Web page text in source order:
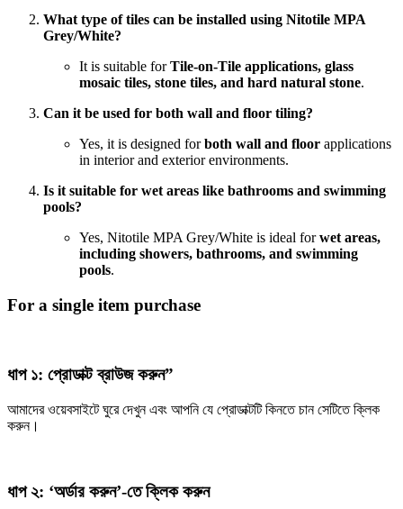
What type of tiles can be installed using Nitotile MPA
Grey/White?
It is suitable forTile-on-Tile applications, glass
mosaic tiles, stone tiles, and hard natural stone.
Can it be used for both wall and floor tiling?
Yes, it is designed forboth wall and floor applications
in interior and exterior environments.
Is it suitable for wet areas like bathrooms and swimming
pools?
Yes, Nitotile MPA Grey/White is ideal forwet areas,
including showers, bathrooms, and swimming
pools.
For a single item purchase
ধাপ ১: প্রোডাক্ট ব্রাউজ করুন”
আমাদের ওয়েবসাইটে ঘুরে দেখুন এবং আপনি যে প্রোডাক্টটি কিনতে চান সেটিতে ক্লিক
করুন।
ধাপ ২: ‘অর্ডার করুন’-তে ক্লিক করুন